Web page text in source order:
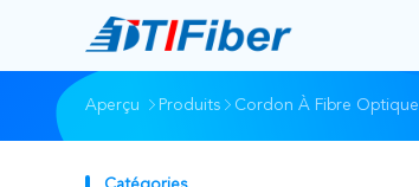
Aperçu Produits Cordon À Fibre Optique